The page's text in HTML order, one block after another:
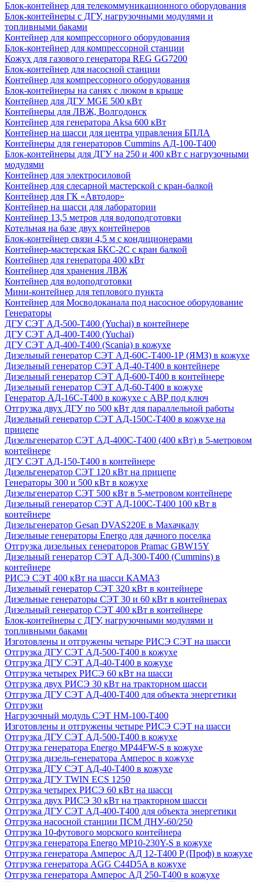
Блок-контейнер для телекоммуникационного оборудования
Блок-контейнеры с ДГУ, нагрузочными модулями и
топливными баками
Контейнер для компрессорного оборудования
Блок-контейнер для компрессорной станции
Кожух для газового генератора REG GG7200
Блок-контейнер для насосной станции
Контейнер для компрессорного оборудования
Блок-контейнеры на санях с люком в крыше
Контейнер для ДГУ MGE 500 кВт
Контейнеры для ЛВЖ, Волгодонск
Контейнер для генератора Aksa 600 кВт
Контейнер на шасси для центра управления БПЛА
Контейнеры для генераторов Cummins АД-100-Т400
Блок-контейнеры для ДГУ на 250 и 400 кВт с нагрузочными
модулями
Контейнер для электросиловой
Контейнер для слесарной мастерской с кран-балкой
Контейнер для ГК «Автодор»
Контейнер на шасси для лаборатории
Контейнер 13,5 метров для водоподготовки
Котельная на базе двух контейнеров
Блок-контейнер связи 4,5 м с кондиционерами
Контейнер-мастерская БКС-2С с кран балкой
Контейнер для генератора 400 кВт
Контейнер для хранения ЛВЖ
Контейнер для водоподготовки
Мини-контейнер для теплового пункта
Контейнер для Мосводоканала под насосное оборудование
Генераторы
ДГУ СЭТ АД-500-Т400 (Yuchai) в контейнере
ДГУ СЭТ АД-400-Т400 (Yuchai)
ДГУ СЭТ АД-400-Т400 (Scania) в кожухе
Дизельный генератор СЭТ АД-60С-Т400-1Р (ЯМЗ) в кожухе
Дизельный генератор СЭТ АД-40-Т400 в контейнере
Дизельный генератор СЭТ АД-600-Т400 в контейнере
Дизельный генератор СЭТ АД-60-Т400 в кожухе
Генератор АД-16С-Т400 в кожухе с АВР под ключ
Отгрузка двух ДГУ по 500 кВт для параллельной работы
Дизельный генератор СЭТ АД-150С-Т400 в кожухе на
прицепе
Дизельгенератор СЭТ АД-400С-Т400 (400 кВт) в 5-метровом
контейнере
ДГУ СЭТ АД-150-Т400 в контейнере
Дизельгенератор СЭТ 120 кВт на прицепе
Генераторы 300 и 500 кВт в кожухе
Дизельгенератор СЭТ 500 кВт в 5-метровом контейнере
Дизельный генератор СЭТ АД-100С-Т400 100 кВт в
контейнере
Дизельгенератор Gesan DVAS220E в Махачкалу
Дизельные генераторы Energo для дачного поселка
Отгрузка дизельных генераторов Pramac GВW15Y
Дизельный генератор СЭТ АД-300-Т400 (Cummins) в
контейнере
РИСЭ СЭТ 400 кВт на шасси КАМАЗ
Дизельный генератор СЭТ 320 кВт в контейнере
Дизельные генераторы СЭТ 30 и 60 кВт в контейнерах
Дизельный генератор СЭТ 400 кВт в контейнере
Блок-контейнеры с ДГУ, нагрузочными модулями и
топливными баками
Изготовлены и отгружены четыре РИСЭ СЭТ на шасси
Отгрузка ДГУ СЭТ АД-500-Т400 в кожухе
Отгрузка ДГУ СЭТ АД-40-Т400 в кожухе
Отгрузка четырех РИСЭ 60 кВт на шасси
Отгрузка двух РИСЭ 30 кВт на тракторном шасси
Отгрузка ДГУ СЭТ АД-400-Т400 для объекта энергетики
Отгрузки
Нагрузочный модуль СЭТ НМ-100-Т400
Изготовлены и отгружены четыре РИСЭ СЭТ на шасси
Отгрузка ДГУ СЭТ АД-500-Т400 в кожухе
Отгрузка генератора Energo MP44FW-S в кожухе
Отгрузка дизель-генератора Амперос в кожухе
Отгрузка ДГУ СЭТ АД-40-Т400 в кожухе
Отгрузка ДГУ TWIN ECS 1250
Отгрузка четырех РИСЭ 60 кВт на шасси
Отгрузка двух РИСЭ 30 кВт на тракторном шасси
Отгрузка ДГУ СЭТ АД-400-Т400 для объекта энергетики
Отгрузка насосной станции ПСМ ДНУ-60/250
Отгрузка 10-футового морского контейнера
Отгрузка генератора Energo MP10-230Y-S в кожухе
Отгрузка генератора Амперос АД 12-Т400 P (Проф) в кожухе
Отгрузка генератора AGG C44D5A в кожухе
Отгрузка генератора Амперос АД 250-Т400 в кожухе